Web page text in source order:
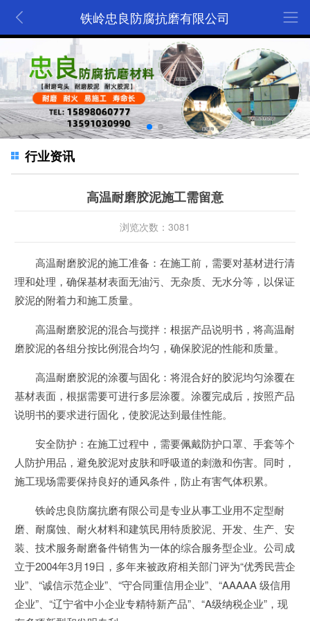
铁岭忠良防腐抗磨有限公司
行业资讯
高温耐磨胶泥施工需留意
浏览次数：3081
高温耐磨胶泥的施工准备：在施工前，需要对基材进行清
理和处理，确保基材表面无油污、无杂质、无水分等，以保证
胶泥的附着力和施工质量。
高温耐磨胶泥的混合与搅拌：根据产品说明书，将高温耐
磨胶泥的各组分按比例混合均匀，确保胶泥的性能和质量。
高温耐磨胶泥的涂覆与固化：将混合好的胶泥均匀涂覆在
基材表面，根据需要可进行多层涂覆。涂覆完成后，按照产品
说明书的要求进行固化，使胶泥达到最佳性能。
安全防护：在施工过程中，需要佩戴防护口罩、手套等个
人防护用品，避免胶泥对皮肤和呼吸道的刺激和伤害。同时，
施工现场需要保持良好的通风条件，防止有害气体积累。
铁岭忠良防腐抗磨有限公司是专业从事工业用不定型耐
磨、耐腐蚀、耐火材料和建筑民用特质胶泥、开发、生产、安
装、技术服务耐磨备件销售为一体的综合服务型企业。公司成
立于2004年3月19日，多年来被政府相关部门评为“优秀民营企
业”、“诚信示范企业”、“守合同重信用企业”、“AAAAA 级信用
企业”、“辽宁省中小企业专精特新产品”、“A级纳税企业”，现